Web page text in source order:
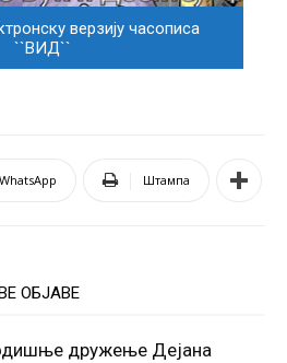
верзију часописа
``ВИД``
WhatsApp Штампа
ОБЈАВЕ
дружење Дејана